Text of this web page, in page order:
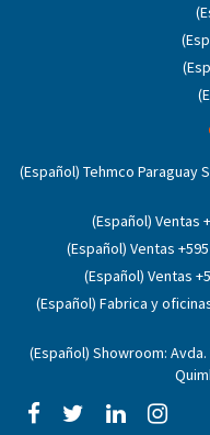
(Español) Tehmco Paraguay
(Español) Ventas
(Español) Ventas
(Español) Ventas
(Español) Fabrica y
(Español) Showroom: